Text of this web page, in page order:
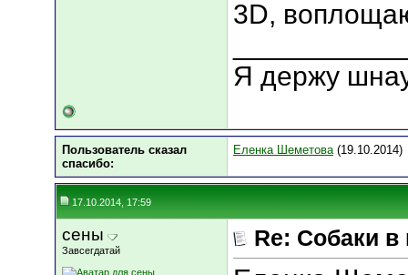
3D,
Я держу
Пользователь сказал
cпасибо:
Еленка Шеметова(19.10.2014)
17.10.2014, 17:59
сены
Завсегдатай Re: Собаки в